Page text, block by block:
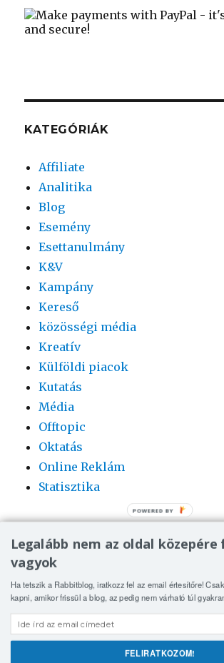
KATEGÓRIÁK
Affiliate
Analitika
Blog
Esemény
Esettanulmány
K&V
Kampány
Kereső
közösségi média
Kreatív
Külföldi piacok
Kutatás
Média
Offtopic
Oktatás
Online Reklám
Statisztika
Rabbit | online media blog
Legalább nem az oldal
vagyok
Ha tetszik a Rabbitblog, iratkozz fel az email értesítőre!
kapni, amikor frissül a blog, az pedig nem várható túl
FELIRATKOZOM!
POWERED BY